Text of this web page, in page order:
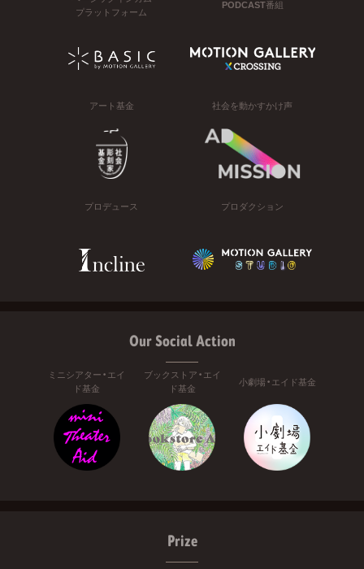
プラットフォーム
PODCAST番組
アート基金 社会を動かすかけ声
プロデュース プロダクション
Our Social Action
ミニシアター・エイ
ド基金
ブックストア・エイ
ド基金
小劇場・エイド基金
Prize